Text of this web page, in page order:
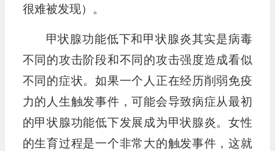
很难被发现）。
甲状腺功能低下和甲状腺炎其实是病毒
不同的攻击阶段和不同的攻击强度造成看似
不同的症状。如果一个人正在经历削弱免疫
力的人生触发事件，可能会导致病症从最初
的甲状腺功能低下发展成为甲状腺炎。女性
的生育过程是一个非常大的触发事件，这就